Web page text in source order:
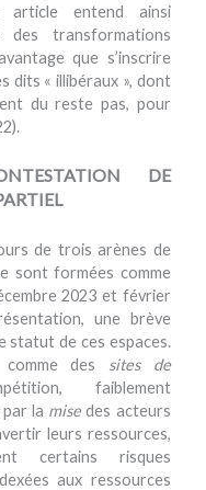
article entend ainsi
des transformations
que s’inscrire
dits « illibéraux », dont
du reste pas, pour
DE
de trois arènes de
sont formées comme
2023 et février
une brève
statut de ces espaces.
des sites de
faiblement
la misedes acteurs
leurs ressources,
certains risques
aux ressources